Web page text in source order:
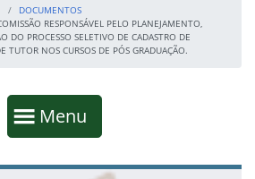
DOCUMENTOS
RESPONSÁVEL PELO PLANEJAMENTO,
DO PROCESSO SELETIVO DE CADASTRO DE
TUTOR NOS CURSOS DE PÓS GRADUAÇÃO.
Mostrar
Menu